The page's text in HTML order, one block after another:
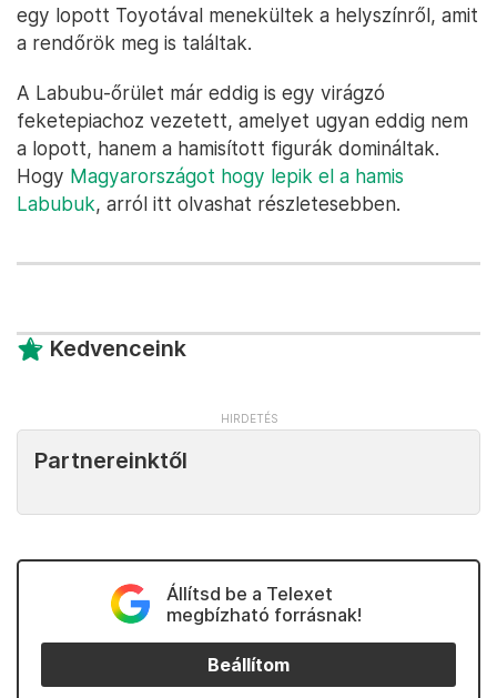
egy lopott Toyotával menekültek a helyszínről, amit
a rendőrök meg is találtak.
A Labubu-őrület már eddig is egy virágzó
feketepiachoz vezetett, amelyet ugyan eddig nem
a lopott, hanem a hamisított figurák domináltak.
Hogy Magyarországot hogy lepik el a hamis
Labubuk, arról itt olvashat részletesebben.
Kedvenceink
Partnereinktől
Állítsd be a Telexet
megbízható forrásnak!
Beállítom